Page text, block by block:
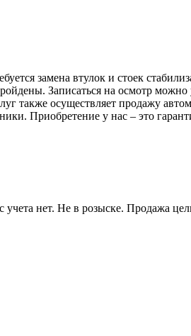
зaмeнa втулок и стоек
Запиcaться нa ocмотр можно
также осуществляет продажу
Приобретение у нас – это
нет. Не в розыске. Продажа